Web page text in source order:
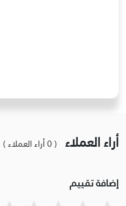
أراء العملاء ( 0 أراء العملاء )
إضافة تقييم